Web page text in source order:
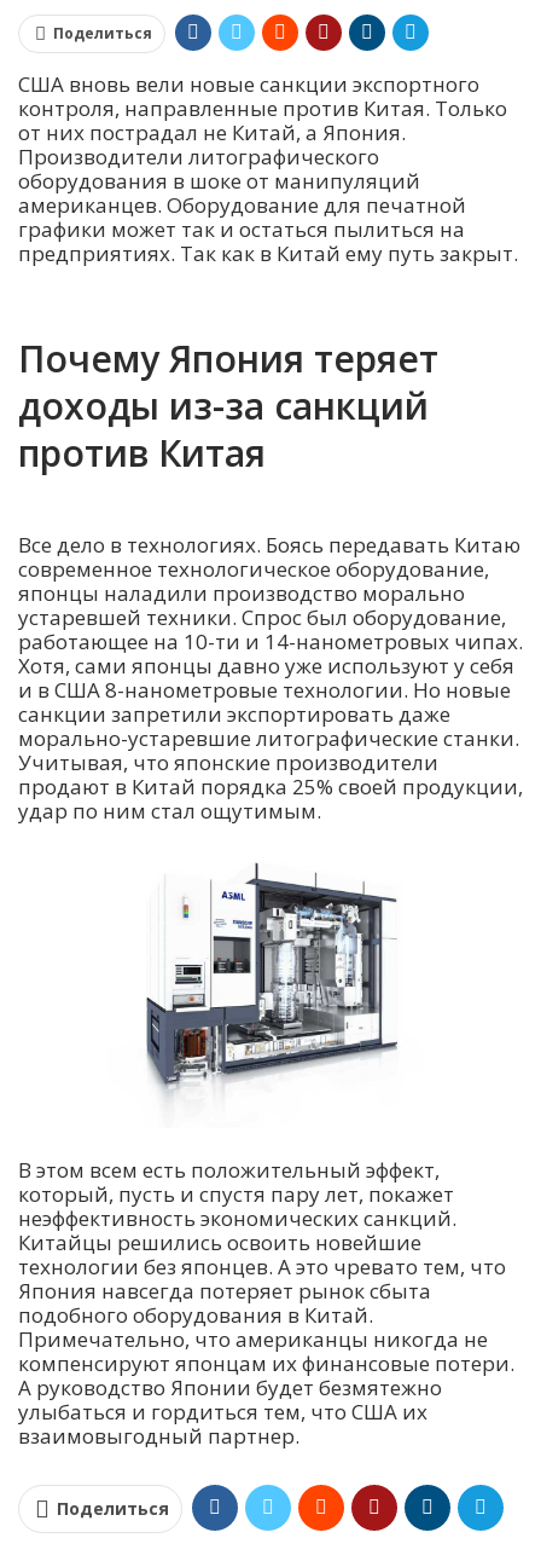
Поделиться
США вновь вели новые санкции экспортного
контроля, направленные против Китая. Только
от них пострадал не Китай, а Япония.
Производители литографического
оборудования в шоке от манипуляций
американцев. Оборудование для печатной
графики может так и остаться пылиться на
предприятиях. Так как в Китай ему путь закрыт.
Почему Япония теряет
доходы из-за санкций
против Китая
Все дело в технологиях. Боясь передавать Китаю
современное технологическое оборудование,
японцы наладили производство морально
устаревшей техники. Спрос был оборудование,
работающее на 10-ти и 14-нанометровых чипах.
Хотя, сами японцы давно уже используют у себя
и в США 8-нанометровые технологии. Но новые
санкции запретили экспортировать даже
морально-устаревшие литографические станки.
Учитывая, что японские производители
продают в Китай порядка 25% своей продукции,
удар по ним стал ощутимым.
В этом всем есть положительный эффект,
который, пусть и спустя пару лет, покажет
неэффективность экономических санкций.
Китайцы решились освоить новейшие
технологии без японцев. А это чревато тем, что
Япония навсегда потеряет рынок сбыта
подобного оборудования в Китай.
Примечательно, что американцы никогда не
компенсируют японцам их финансовые потери.
А руководство Японии будет безмятежно
улыбаться и гордиться тем, что США их
взаимовыгодный партнер.
Поделиться